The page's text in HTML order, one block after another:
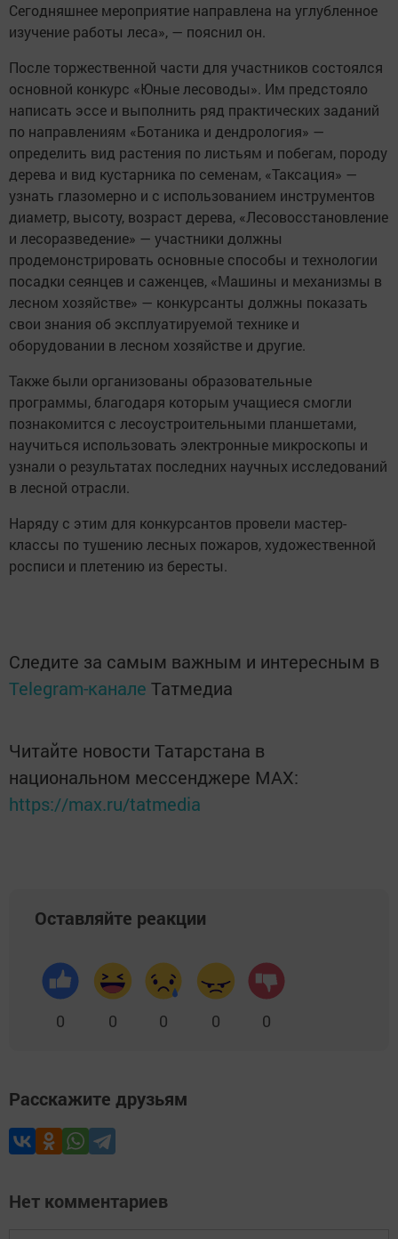
Сегодняшнее мероприятие направлена на углубленное
изучение работы леса», — пояснил он.
После торжественной части для участников состоялся
основной конкурс «Юные лесоводы». Им предстояло
написать эссе и выполнить ряд практических заданий
по направлениям «Ботаника и дендрология» —
определить вид растения по листьям и побегам, породу
дерева и вид кустарника по семенам, «Таксация» —
узнать глазомерно и с использованием инструментов
диаметр, высоту, возраст дерева, «Лесовосстановление
и лесоразведение» — участники должны
продемонстрировать основные способы и технологии
посадки сеянцев и саженцев, «Машины и механизмы в
лесном хозяйстве» — конкурсанты должны показать
свои знания об эксплуатируемой технике и
оборудовании в лесном хозяйстве и другие.
Также были организованы образовательные
программы, благодаря которым учащиеся смогли
познакомится с лесоустроительными планшетами,
научиться использовать электронные микроскопы и
узнали о результатах последних научных исследований
в лесной отрасли.
Наряду с этим для конкурсантов провели мастер-
классы по тушению лесных пожаров, художественной
росписи и плетению из бересты.
Следите за самым важным и интересным в
Telegram-канале Татмедиа
Читайте новости Татарстана в
национальном мессенджере MАХ:
https://max.ru/tatmedia
Оставляйте реакции
0 0 0 0 0
Расскажите друзьям
Нет комментариев